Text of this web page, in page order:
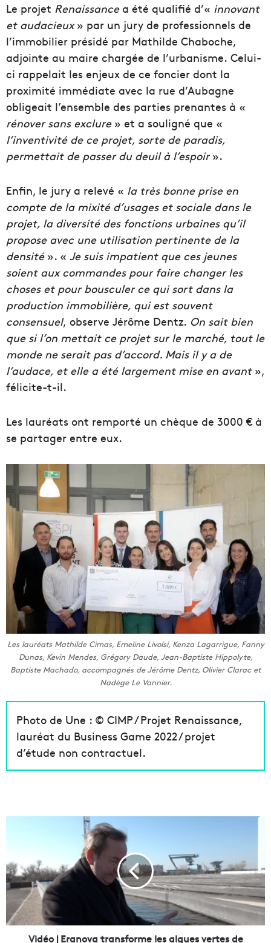
Le projet Renaissancea été qualifié d’« innovant
et audacieux» par un jury de professionnels de
l’immobilier présidé par Mathilde Chaboche,
adjointe au maire chargée de l’urbanisme. Celui-
ci rappelait les enjeux de ce foncier dont la
proximité immédiate avec la rue d’Aubagne
obligeait l’ensemble des parties prenantes à «
rénover sans exclure» et a souligné que «
l’inventivité de ce projet, sorte de paradis,
permettait de passer du deuil à l’espoir».
Enfin, le jury a relevé « la très bonne prise en
compte de la mixité d’usages et sociale dans le
projet, la diversité des fonctions urbaines qu’il
propose avec une utilisation pertinente de la
densité». « Je suis impatient que ces jeunes
soient aux commandes pour faire changer les
choses et pour bousculer ce qui sort dans la
production immobilière, qui est souvent
consensuel, observe Jérôme Dentz. On sait bien
que si l’on mettait ce projet sur le marché, tout le
monde ne serait pas d’accord. Mais il y a de
l’audace, et elle a été largement mise en avant»,
félicite-t-il.
Les lauréats ont remporté un chèque de 3000 € à
se partager entre eux.
Les lauréats Mathilde Cimas, Emeline Livolsi, Kenza Lagarrigue, Fanny
Dunas, Kevin Mendes, Grégory Daude, Jean-Baptiste Hippolyte,
Baptiste Machado, accompagnés de Jérôme Dentz, Olivier Clarac et
Nadège Le Vannier.
Photo de Une : © CIMP / Projet Renaissance,
lauréat du Business Game 2022 / projet
d’étude non contractuel.
é
o
|
a
Vidéo | Eranova transforme les algues vertes de